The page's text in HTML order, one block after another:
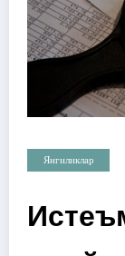
Янгиликлар